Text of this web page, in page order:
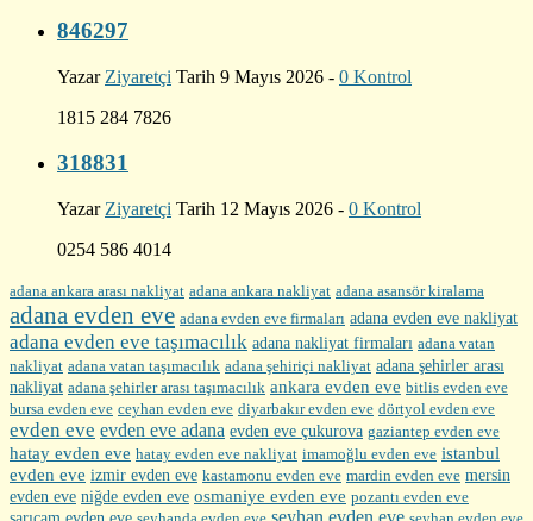
846297
Yazar Ziyaretçi Tarih 9 Mayıs 2026 - 0 Kontrol
1815 284 7826
318831
Yazar Ziyaretçi Tarih 12 Mayıs 2026 - 0 Kontrol
0254 586 4014
adana ankara arası nakliyat adana ankara nakliyat adana asansör kiralama
adana evden eve adana evden eve firmaları adana evden eve nakliyat
adana evden eve taşımacılık adana nakliyat firmaları adana vatan
nakliyat adana vatan taşımacılık adana şehiriçi nakliyat adana şehirler arası
nakliyat adana şehirler arası taşımacılık ankara evden eve bitlis evden eve
bursa evden eve ceyhan evden eve diyarbakır evden eve dörtyol evden eve
evden eve evden eve adana evden eve çukurova gaziantep evden eve
hatay evden eve hatay evden eve nakliyat imamoğlu evden eve istanbul
evden eve izmir evden eve kastamonu evden eve mardin evden eve mersin
evden eve niğde evden eve osmaniye evden eve pozantı evden eve
seyhan evden eve